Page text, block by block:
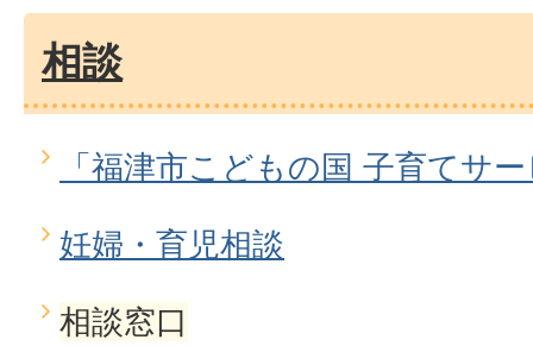
相談
「福津市こどもの国 子育てサ
妊婦・育児相談
相談窓口